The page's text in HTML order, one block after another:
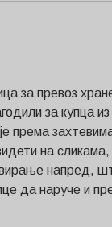
за превоз
за купца
према
на сликама,
напред,
да наруче и